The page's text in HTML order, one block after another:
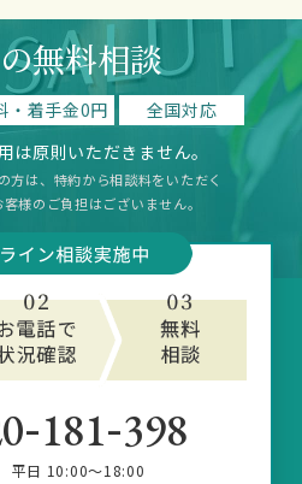
無料相談
・着手金0円
全国対応
は原則いただきません。
は、特約から相談料をいただく
様のご負担はございません。
-181-398
平日 10:00～18:00